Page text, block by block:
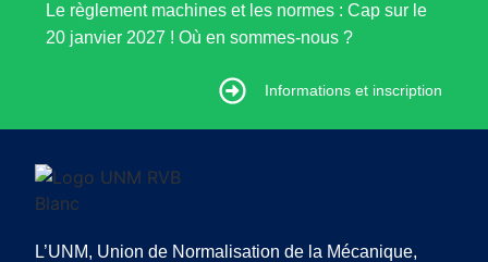
Le règlement machines et les normes : Cap sur le
20 janvier 2027 ! Où en sommes-nous ?
Informations et inscription
L’UNM, Union de Normalisation de la Mécanique,